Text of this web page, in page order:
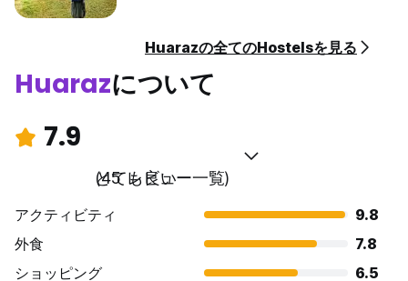
Huarazの全てのHostelsを見る
Huarazについて
7.9
とても良い
(45 レビュー一覧)
アクティビティ
9.8
外食
7.8
ショッピング
6.5